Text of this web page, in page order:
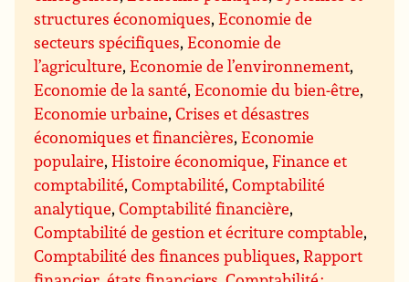
structures économiques,Economie de
secteurs spécifiques,Economie de
l’agriculture,Economie de l’environnement,
Economie de la santé,Economie du bien-être,
Economie urbaine,Crises et désastres
économiques et financières,Economie
populaire,Histoire économique,Finance et
comptabilité,Comptabilité,Comptabilité
analytique,Comptabilité financière,
Comptabilité de gestion et écriture comptable,
Comptabilité des finances publiques,Rapport